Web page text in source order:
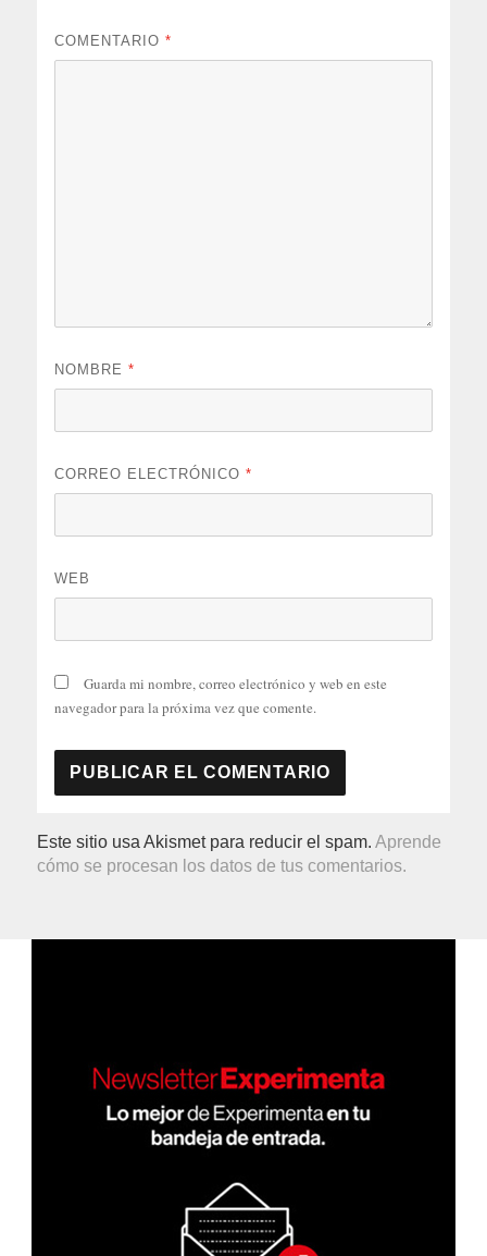
COMENTARIO*
NOMBRE*
CORREO ELECTRÓNICO*
WEB
Guarda mi nombre, correo electrónico y web en este
navegador para la próxima vez que comente.
Este sitio usa Akismet para reducir el spam.Aprende
cómo se procesan los datos de tus comentarios.